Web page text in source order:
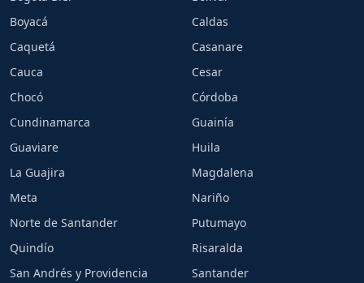
Boyacá
Caldas
Caquetá
Casanare
Cauca
Cesar
Chocó
Córdoba
Cundinamarca
Guainía
Guaviare
Huila
La Guajira
Magdalena
Meta
Nariño
Norte de Santander
Putumayo
Quindío
Risaralda
San Andrés y Providencia
Santander